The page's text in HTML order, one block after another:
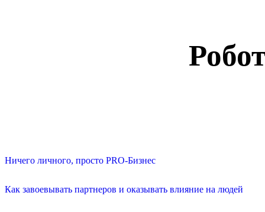
Ничего личного, просто PRO-Бизнес
Как завоевывать партнеров и оказывать влияние на людей